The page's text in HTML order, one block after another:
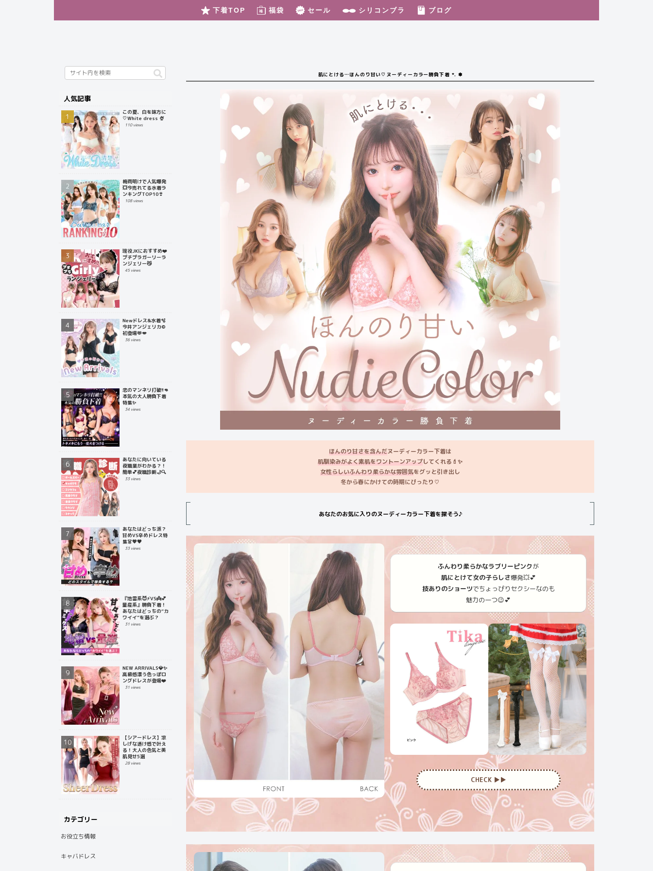
下着TOP 福袋 セール シリコンブラ ブログ
肌にとける…ほんのり甘い♡ヌーディーカラー勝負下着 *. ✽
ほんのり甘さを含んだヌーディーカラー下着は
肌馴染みがよく素肌をワントーンアップしてくれる💄✨
女性らしいふんわり柔らかな雰囲気をグッと引き出し
冬から春にかけての時期にぴったり♡
あなたのお気に入りのヌーディーカラー下着を探そう♪
ふんわり柔らかなラブリーピンクが
肌にとけて女の子らしさ爆発💥💕
技ありのショーツでちょっぴりセクシーなのも
魅力の一つ😉💕
CHECK ▶︎▶︎
人気記事
この夏、白を味方に
♡White dress 🍨
110 views
梅雨明けで人気爆発
💥今売れてる水着ラ
ンキングTOP10👙
108 views
現役JKにおすすめ❤️
プチプラガーリーラ
ンジェリー😼
45 views
Newドレス&水着🫧
今井アンジェリカ©
初登場🫶💋
36 views
恋のマンネリ打破!!👊
本気の大人勝負下着
特集✨
34 views
あなたに向いている
夜職業がわかる？！
簡単💕夜職診断🌙🔍
33 views
あなたはどっち派？
甘めVS辛めドレス特
集👗💖🖤
33 views
『地雷系😈⚡️VS👼💕
量産系』勝負下着！
あなたはどっちの“カ
ワイイ”を選ぶ？
31 views
NEW ARRIVALS💎✨
高級感漂う色っぽロ
ングドレスが登場❤️
31 views
【シアードレス】涼
しげな透け感で叶え
る！大人の色気と美
肌見せ5選
28 views
カテゴリー
お役立ち情報
キャバドレス